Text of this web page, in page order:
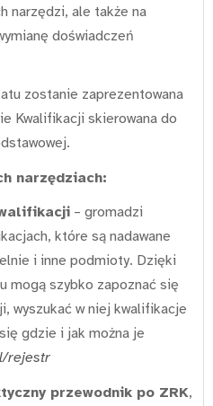
narzędzi, ale także na
doświadczeń
zostanie zaprezentowana
Kwalifikacji skierowana do
narzędziach:
– gromadzi
które są nadawane
i inne podmioty. Dzięki
mogą szybko zapoznać się
wyszukać w niej kwalifikacje
gdzie i jak można je
rejestr
przewodnik po ZRK,